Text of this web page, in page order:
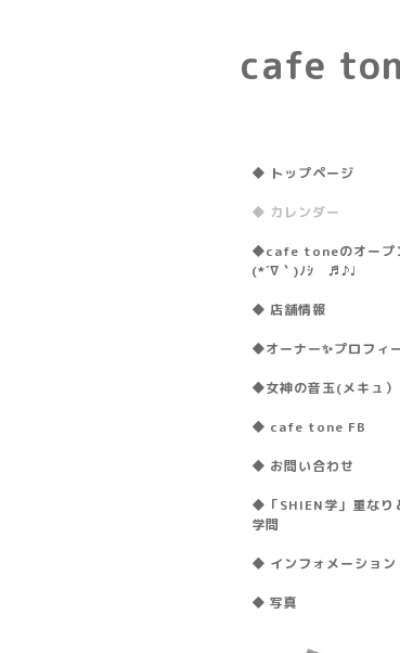
cafe
◆ トップページ
◆ カレンダー
◆cafe toneのオープ
(*´∇｀)ﾉｼ ♬♪♩
◆ 店舗情報
◆オーナー✨プロフィ
◆女神の音玉(メキュ）
◆ cafe tone FB
◆ お問い合わせ
◆「SHIEN学」重なり
学問
◆ インフォメーション
◆ 写真